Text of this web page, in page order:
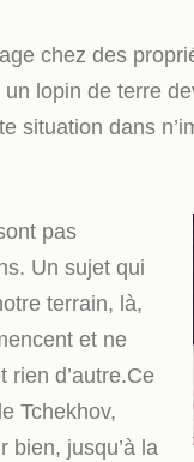
chez des
lopin de terre
situation dans
pas
Un sujet qui
terrain, là,
et ne
rien d’autre.Ce
Tchekhov,
bien, jusqu’à la